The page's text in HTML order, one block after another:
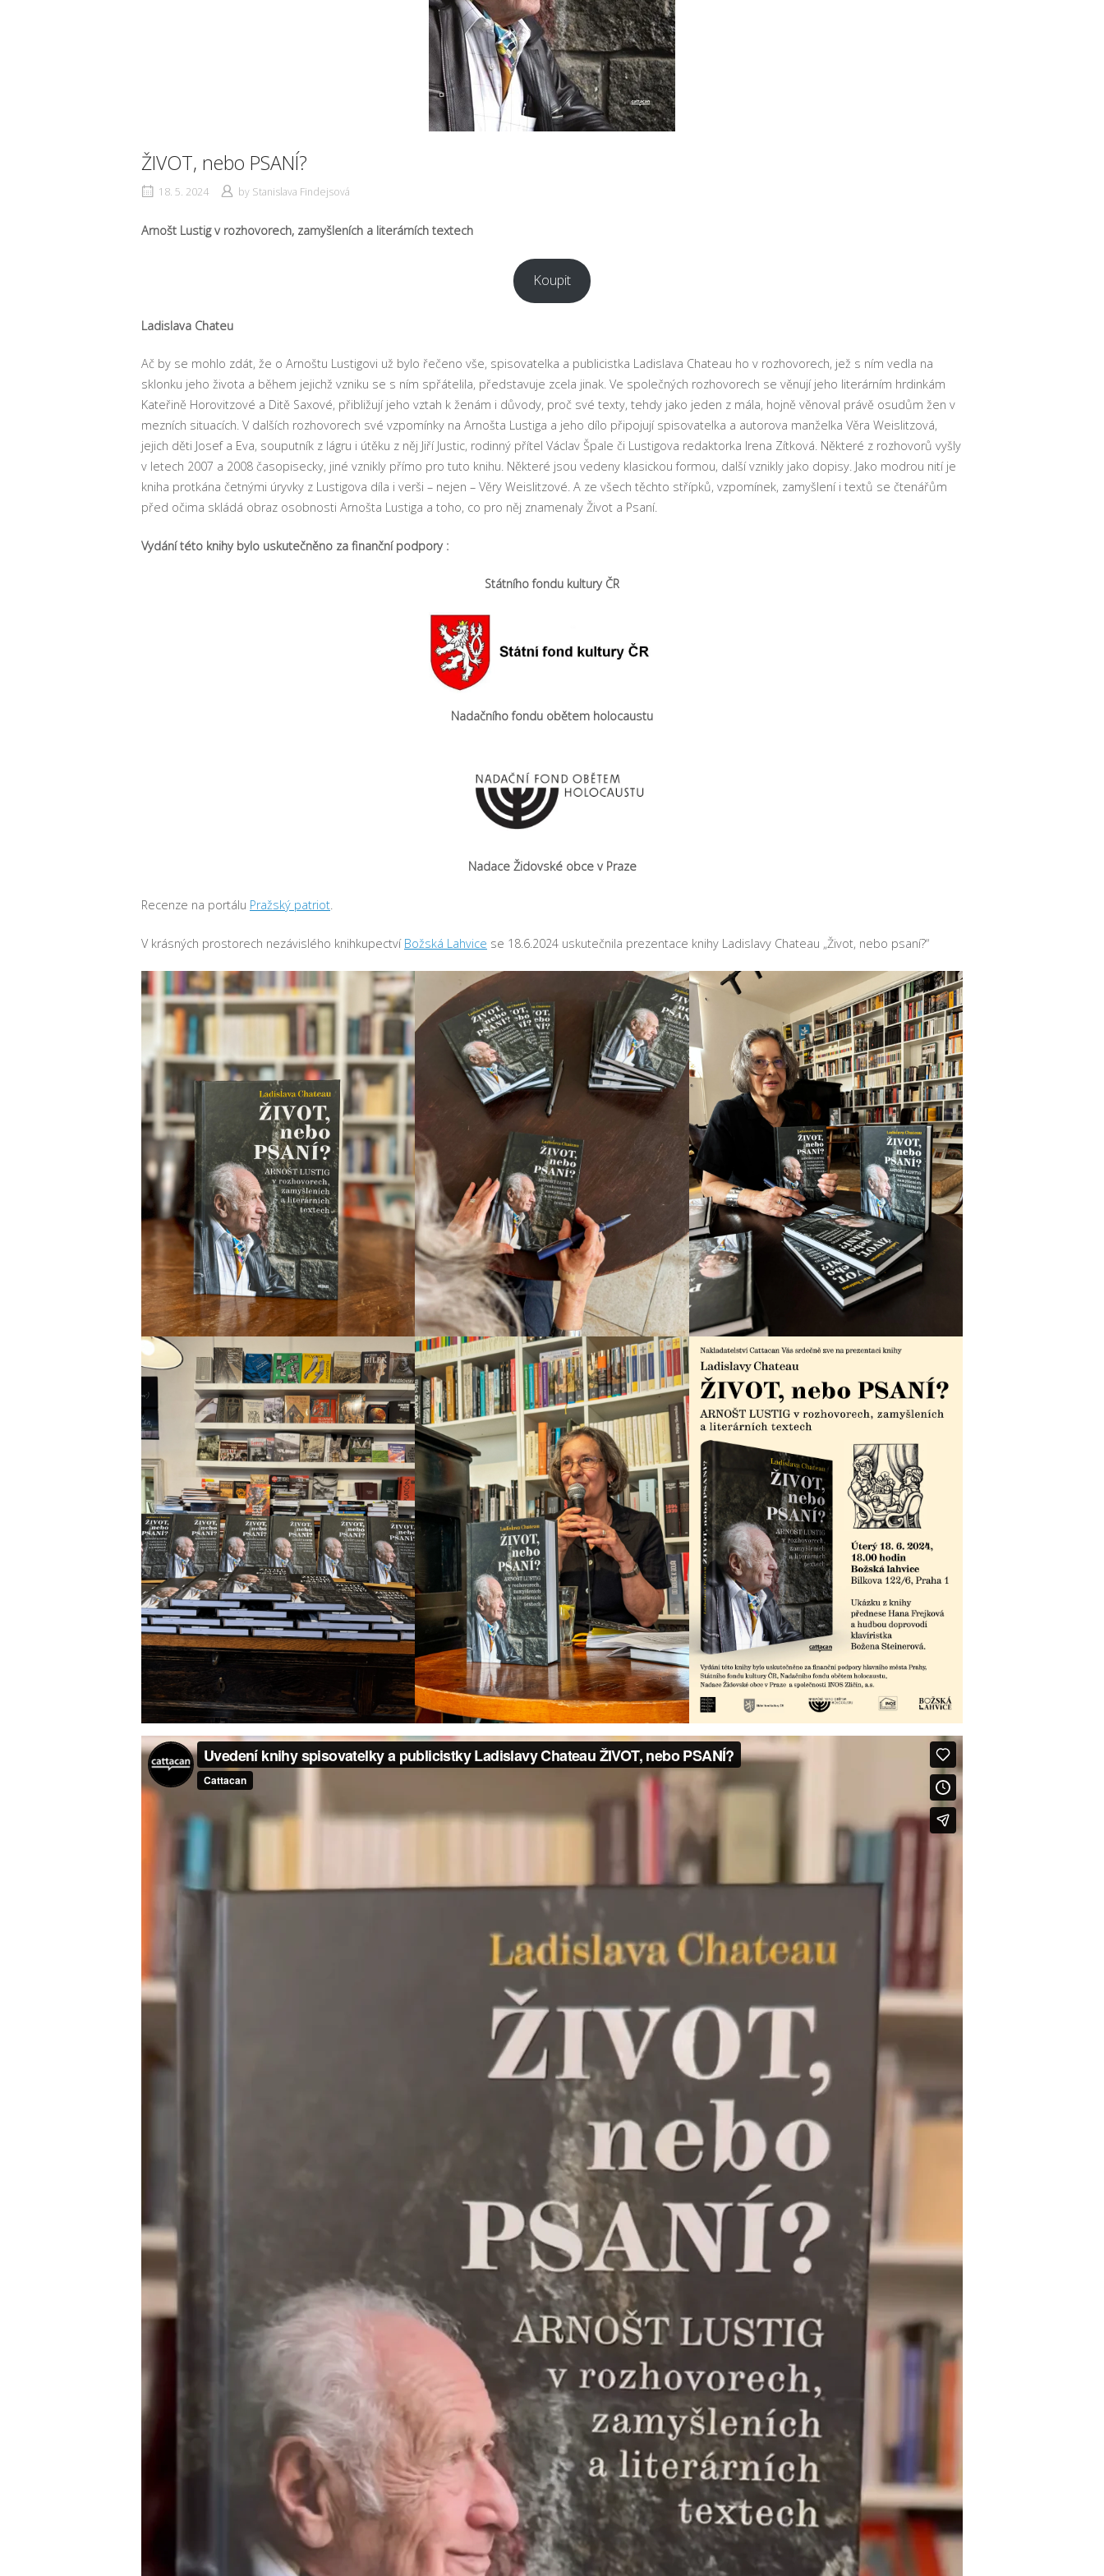
ŽIVOT, nebo PSANÍ?
18. 5. 2024 by Stanislava Findejsová
Arnošt Lustig v rozhovorech, zamyšleních a literárních textech
Koupit
Ladislava Chateu
Ač by se mohlo zdát, že o Arnoštu Lustigovi už bylo řečeno vše, spisovatelka a publicistka Ladislava Chateau ho v rozhovorech, jež s ním vedla na
sklonku jeho života a během jejichž vzniku se s ním spřátelila, představuje zcela jinak. Ve společných rozhovorech se věnují jeho literárním hrdinkám
Kateřině Horovitzové a Ditě Saxové, přibližují jeho vztah k ženám i důvody, proč své texty, tehdy jako jeden z mála, hojně věnoval právě osudům žen v
mezních situacích. V dalších rozhovorech své vzpomínky na Arnošta Lustiga a jeho dílo připojují spisovatelka a autorova manželka Věra Weislitzová,
jejich děti Josef a Eva, souputník z lágru i útěku z něj Jiří Justic, rodinný přítel Václav Špale či Lustigova redaktorka Irena Zítková. Některé z rozhovorů vyšly
v letech 2007 a 2008 časopisecky, jiné vznikly přímo pro tuto knihu. Některé jsou vedeny klasickou formou, další vznikly jako dopisy. Jako modrou nití je
kniha protkána četnými úryvky z Lustigova díla i verši – nejen – Věry Weislitzové. A ze všech těchto střípků, vzpomínek, zamyšlení i textů se čtenářům
před očima skládá obraz osobnosti Arnošta Lustiga a toho, co pro něj znamenaly Život a Psaní.
Vydání této knihy bylo uskutečněno za finanční podpory :
Státního fondu kultury ČR
Nadačního fondu obětem holocaustu
Nadace Židovské obce v Praze
Recenze na portálu Pražský patriot.
V krásných prostorech nezávislého knihkupectví Božská Lahvice se 18.6.2024 uskutečnila prezentace knihy Ladislavy Chateau „Život, nebo psaní?“